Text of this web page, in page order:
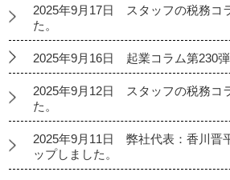
2025年9月17日 スタッフの税務コ
た。
2025年9月16日 起業コラム第230弾
2025年9月12日 スタッフの税務コ
た。
2025年9月11日 弊社代表：香川晋
ップしました。